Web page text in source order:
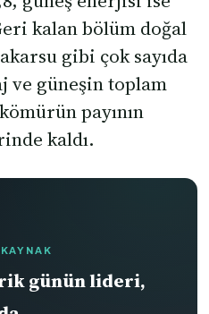
kalan bölüm doğal
gibi çok sayıda
ve güneşin toplam
payının
kaldı.
günün lideri,